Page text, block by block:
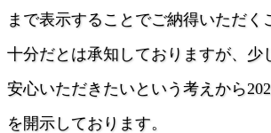
Oracleサーバー
Cisco Catalyst
Ciscoワイヤレス
Ciscoファイアウォール
Cisco UCSサーバー
まで表示することでご納得いただく
十分だとは承知しておりますが、少
安心いただきたいという考えから
を開示しております。